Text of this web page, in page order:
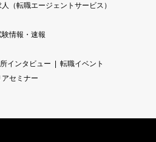
（転職エージェントサービス）
験情報・速報
インタビュー
転職イベント
セミナー